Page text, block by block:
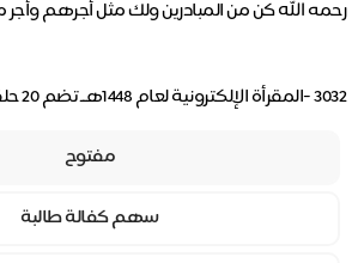
3032 -المقرأة الإلكترونية لعام 1448هــ تضم 20 حلقة لتحفيظ القرآن
مفتوح
سهم كفالة طالبة